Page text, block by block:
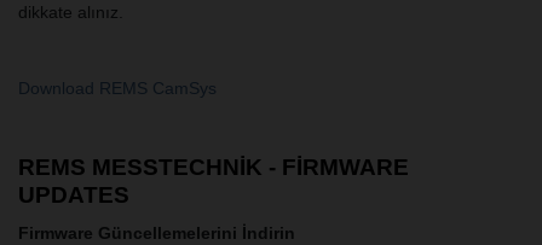
dikkate alınız.
Download REMS CamSys
REMS MESSTECHNIK - FIRMWARE
UPDATES
Firmware Güncellemelerini İndirin